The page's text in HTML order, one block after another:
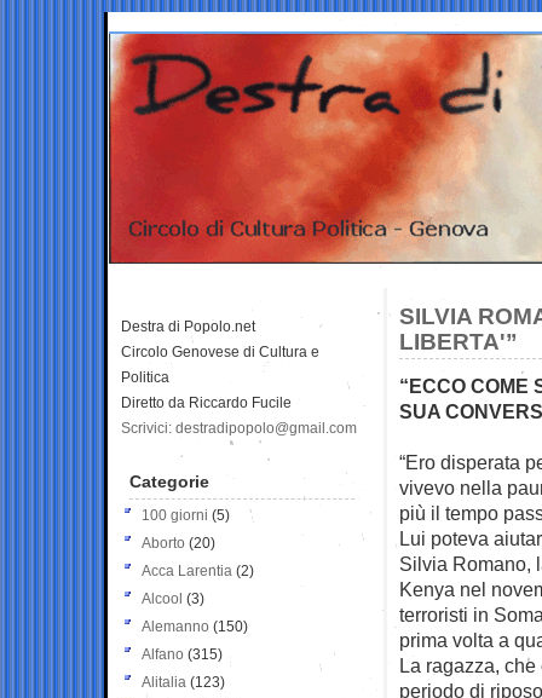
SILVIA
LIBERTA'”
“ECCO COME
SUA
“Ero disperata
vivevo nella
più il tempo
Lui poteva
Silvia Romano,
Kenya nel
terroristi in
prima volta a
La ragazza,
periodo di
Destra di Popolo.net
Circolo Genovese di Cultura e
Politica
Diretto da Riccardo Fucile
Scrivici: destradipopolo@gmail.com
Categorie
100 giorni (5)
Aborto (20)
Acca Larentia (2)
Alcool (3)
Alemanno (150)
Alfano (315)
Alitalia (123)